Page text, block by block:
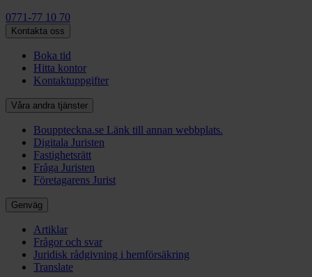
0771-77 10 70
Kontakta oss
Boka tid
Hitta kontor
Kontaktuppgifter
Våra andra tjänster
Bouppteckna.se Länk till annan webbplats.
Digitala Juristen
Fastighetsrätt
Fråga Juristen
Företagarens Jurist
Genväg
Artiklar
Frågor och svar
Juridisk rådgivning i hemförsäkring
Translate